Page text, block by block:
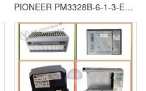
PIONEER PM3328B-6-1-3-E欧美进口 全新原装 质保一年